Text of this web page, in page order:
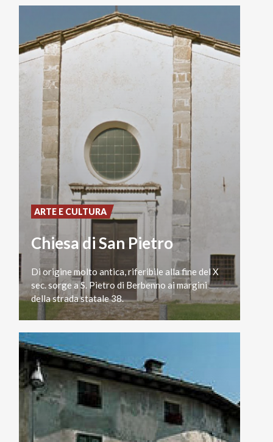
Chiesa di San Pietro
Di origine molto antica, riferibile alla fine del X
sec. sorge a S. Pietro di Berbenno ai margini
della strada statale 38.
ARTE E CULTURA